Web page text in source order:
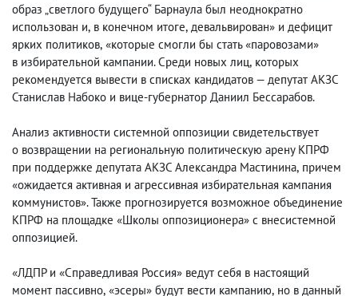
образ „светлого будущего“ Барнаула был неоднократно
использован и, в конечном итоге, девальвирован» и дефицит
ярких политиков, «которые смогли бы стать «паровозами»
в избирательной кампании. Среди новых лиц, которых
рекомендуется вывести в списках кандидатов — депутат АКЗС
Станислав Набоко и вице-губернатор Даниил Бессарабов.
Анализ активности системной оппозиции свидетельствует
о возвращении на региональную политическую арену КПРФ
при поддержке депутата АКЗС Александра Мастинина, причем
«ожидается активная и агрессивная избирательная кампания
коммунистов». Также прогнозируется возможное объединение
КПРФ на площадке «Школы оппозиционера» с внесистемной
оппозицией.
«ЛДПР и «Справедливая Россия» ведут себя в настоящий
момент пассивно, «эсеры» будут вести кампанию, но в данный